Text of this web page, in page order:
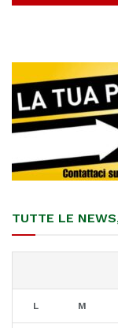
TUTTE LE
L M